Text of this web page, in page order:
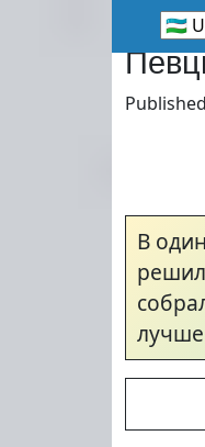
Главная»
В
решил
лучше